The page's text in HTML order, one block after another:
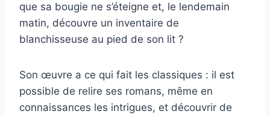
que sa bougie ne s’éteigne et, le lendemain
matin, découvre un inventaire de
blanchisseuse au pied de son lit ?
Son œuvre a ce qui fait les classiques : il est
possible de relire ses romans, même en
connaissances les intrigues, et découvrir de